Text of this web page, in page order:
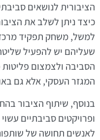
הציבורית לנושאים
כיצד ניתן לשלב את
למשל, משחק תפקיד
שעליהם יש להפעיל
הסביבה ולצמצום
המגזר העסקי, אלא גם
בנוסף, שיתוף הציבור
ופרויקטים סביבתיים
לאנשים תחושה של